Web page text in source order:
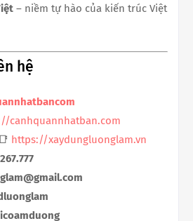
– niềm tự hào của kiến trúc Việt
hệ
canhquannhatban.com
https://xaydungluonglam.vn